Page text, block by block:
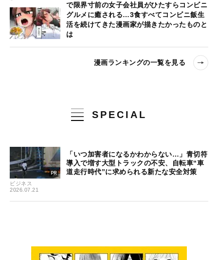
で限界寸前の女子会社員がひたすらコンビニ
グルメに癒される…3食すべてコンビニ飯生
活を続けてきた漫画家が描きたかったものと
は
漫画ランキングの一覧を見る
SPECIAL
ビジネス
2026.07.21
「いつ加害者になるかわからない…」青切符
導入で増す大型トラックの不安、自転車“車
道走行時代”に求められる新たな安全対策